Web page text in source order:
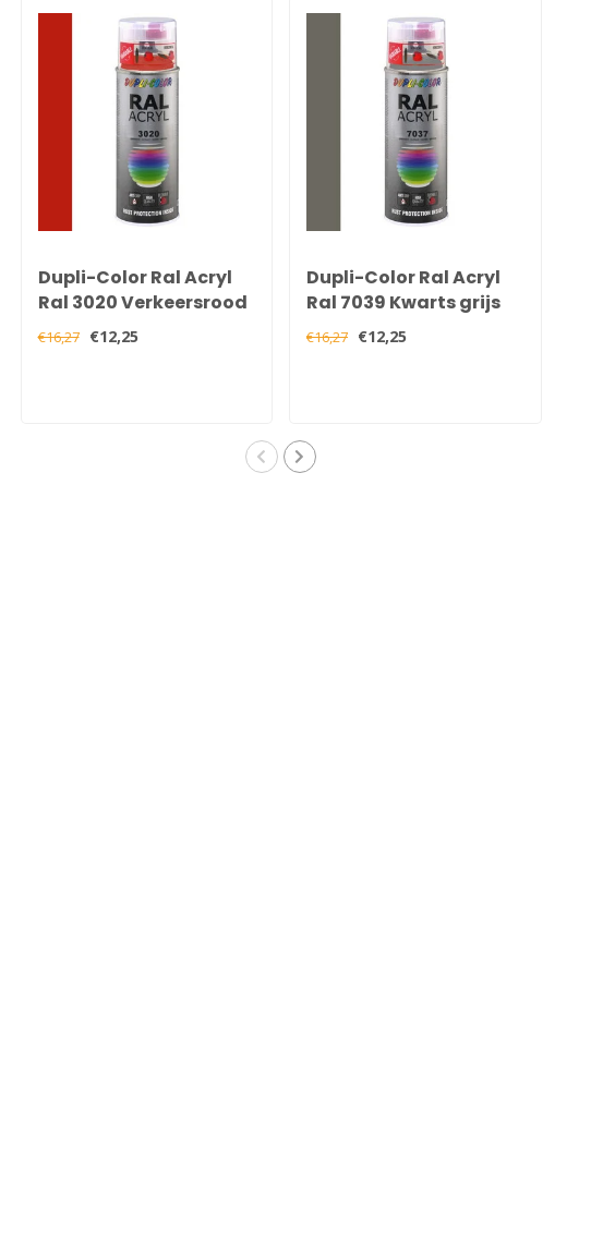
Dupli-Color Ral Acryl
Ral 3020 Verkeersrood
Hoogglans 400 ml
€16,27 €12,25
Dupli-Color Ral Acryl
Ral 7039 Kwarts grijs
Hoogglans 400 ml
€16,27 €12,25